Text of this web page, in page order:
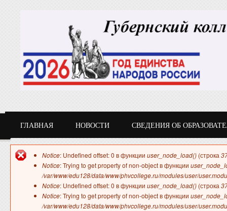
ГЛАВНАЯ НОВОСТИ СВЕДЕНИЯ ОБ
СТУДЕНТУ
Сообщение об ошибке
Notice: Undefined offset: 0 в функции user_node_load() (строка
Notice: Trying to get property of non-object в функции
/var/www/edu128/data/www/phvcollege.ru/modules/user/
Notice: Undefined offset: 0 в функции user_node_load() (строка
Notice: Trying to get property of non-object в функции
/var/www/edu128/data/www/phvcollege.ru/modules/user/